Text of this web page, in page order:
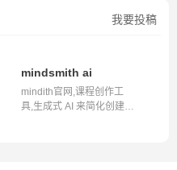
我要投稿
mindsmith ai
mindith官网,课程创作工
具,生成式 AI 来简化创建和